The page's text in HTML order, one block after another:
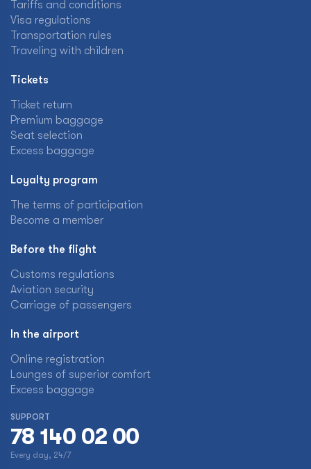
Tariffs and conditions
Visa regulations
Transportation rules
Traveling with children
Tickets
Ticket return
Premium baggage
Seat selection
Excess baggage
Loyalty program
The terms of participation
Become a member
Before the flight
Customs regulations
Aviation security
Carriage of passengers
In the airport
Online registration
Lounges of superior comfort
Excess baggage
SUPPORT
78 140 02 00
Every day, 24/7